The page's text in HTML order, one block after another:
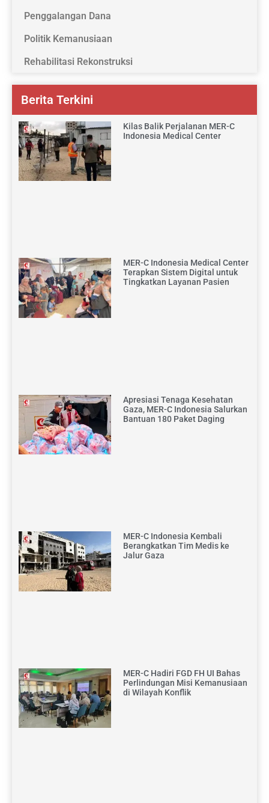
Penggalangan Dana
Politik Kemanusiaan
Rehabilitasi Rekonstruksi
Berita Terkini
Kilas Balik Perjalanan MER-C
Indonesia Medical Center
MER-C Indonesia Medical Center
Terapkan Sistem Digital untuk
Tingkatkan Layanan Pasien
Apresiasi Tenaga Kesehatan
Gaza, MER-C Indonesia Salurkan
Bantuan 180 Paket Daging
MER-C Indonesia Kembali
Berangkatkan Tim Medis ke
Jalur Gaza
MER-C Hadiri FGD FH UI Bahas
Perlindungan Misi Kemanusiaan
di Wilayah Konflik